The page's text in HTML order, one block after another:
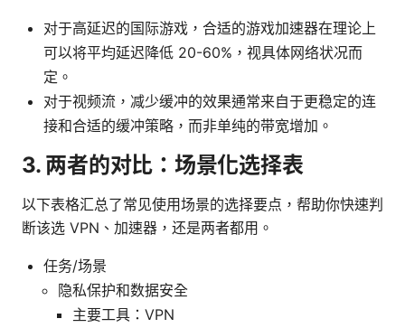
对于高延迟的国际游戏，合适的游戏加速器在理论上
可以将平均延迟降低 20-60%，视具体网络状况而
定。
对于视频流，减少缓冲的效果通常来自于更稳定的连
接和合适的缓冲策略，而非单纯的带宽增加。
3. 两者的对比：场景化选择表
以下表格汇总了常见使用场景的选择要点，帮助你快速判
断该选 VPN、加速器，还是两者都用。
任务/场景
隐私保护和数据安全
主要工具：VPN